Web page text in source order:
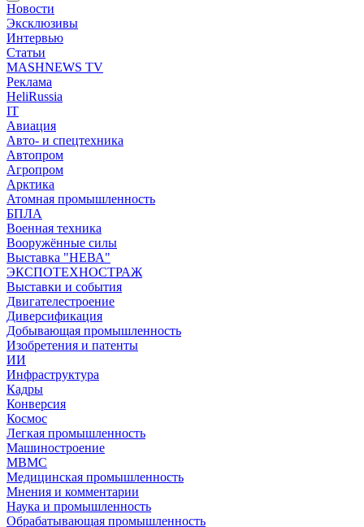
Новости
Эксклюзивы
Интервью
Статьи
MASHNEWS TV
Реклама
HeliRussia
IT
Авиация
Авто- и спецтехника
Автопром
Агропром
Арктика
Атомная промышленность
БПЛА
Военная техника
Вооружённые силы
Выставка "НЕВА"
ЭКСПОТЕХНОСТРАЖ
Выставки и события
Двигателестроение
Диверсификация
Добывающая промышленность
Изобретения и патенты
ИИ
Инфраструктура
Кадры
Конверсия
Космос
Легкая промышленность
Машиностроение
МВМС
Медицинская промышленность
Мнения и комментарии
Наука и промышленность
Обрабатывающая промышленность